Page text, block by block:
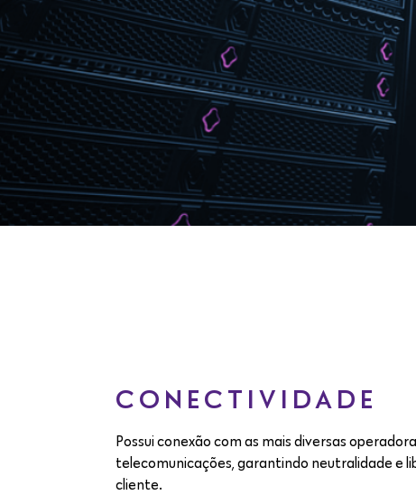
CONECTIVIDADE
Possui conexão com as mais diversas
telecomunicações, garantindo neutralidade e
cliente.